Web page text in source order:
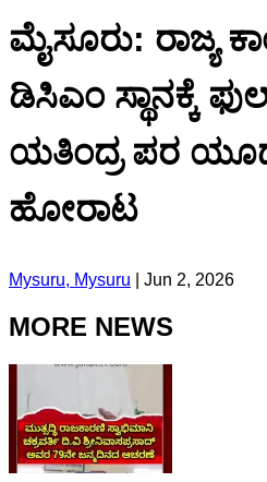
ಮೈಸೂರು: ರಾಜ್ಯ
ಡಿಸಿಎಂ ಸ್ಥಾನಕ್ಕೆ
ಯತಿಂದ್ರ ಪರ
ಹೋರಾಟ
Mysuru, Mysuru Jun 2, 2026
MORE NEWS